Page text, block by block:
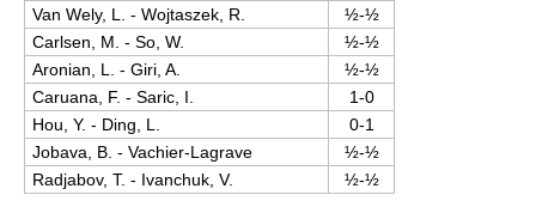
Van Wely, L. - Wojtaszek, R.
½-½
Carlsen, M. - So, W.
½-½
Aronian, L. - Giri, A.
½-½
Caruana, F. - Saric, I.
1-0
Hou, Y. - Ding, L.
0-1
Jobava, B. - Vachier-Lagrave
½-½
Radjabov, T. - Ivanchuk, V.
½-½